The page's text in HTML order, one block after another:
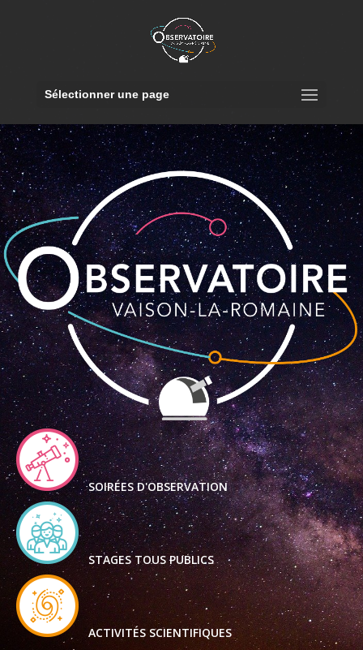
Sélectionner une page
SOIRÉES D'OBSERVATION
STAGES TOUS PUBLICS
ACTIVITÉS SCIENTIFIQUES